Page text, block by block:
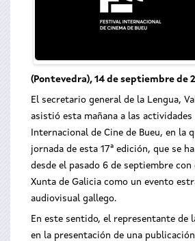
(Pontevedra), 14 de septiembre de
El secretario general de la Lengua,
asistió esta mañana a las
Internacional de Cine de Bueu, en la
jornada de esta 17ª edición, que se
desde el pasado 6 de septiembre con
Xunta de Galicia como un evento
audiovisual gallego.
En este sentido, el representante de
en la presentación de una